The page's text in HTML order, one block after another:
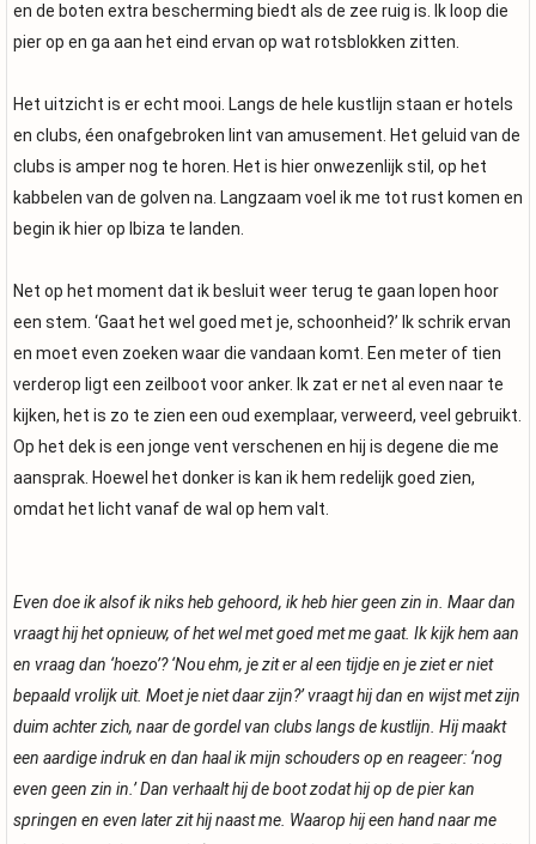
en de boten extra bescherming biedt als de zee ruig is. Ik loop die
pier op en ga aan het eind ervan op wat rotsblokken zitten.
Het uitzicht is er echt mooi. Langs de hele kustlijn staan er hotels
en clubs, éen onafgebroken lint van amusement. Het geluid van de
clubs is amper nog te horen. Het is hier onwezenlijk stil, op het
kabbelen van de golven na. Langzaam voel ik me tot rust komen en
begin ik hier op Ibiza te landen.
Net op het moment dat ik besluit weer terug te gaan lopen hoor
een stem. ‘Gaat het wel goed met je, schoonheid?’ Ik schrik ervan
en moet even zoeken waar die vandaan komt. Een meter of tien
verderop ligt een zeilboot voor anker. Ik zat er net al even naar te
kijken, het is zo te zien een oud exemplaar, verweerd, veel gebruikt.
Op het dek is een jonge vent verschenen en hij is degene die me
aansprak. Hoewel het donker is kan ik hem redelijk goed zien,
omdat het licht vanaf de wal op hem valt.
Even doe ik alsof ik niks heb gehoord, ik heb hier geen zin in. Maar dan
vraagt hij het opnieuw, of het wel met goed met me gaat. Ik kijk hem aan
en vraag dan ‘hoezo’? ‘Nou ehm, je zit er al een tijdje en je ziet er niet
bepaald vrolijk uit. Moet je niet daar zijn?’ vraagt hij dan en wijst met zijn
duim achter zich, naar de gordel van clubs langs de kustlijn. Hij maakt
een aardige indruk en dan haal ik mijn schouders op en reageer: ‘nog
even geen zin in.’ Dan verhaalt hij de boot zodat hij op de pier kan
springen en even later zit hij naast me. Waarop hij een hand naar me